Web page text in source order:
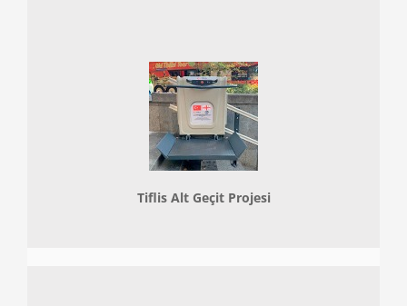
Tiflis Alt Geçit Projesi